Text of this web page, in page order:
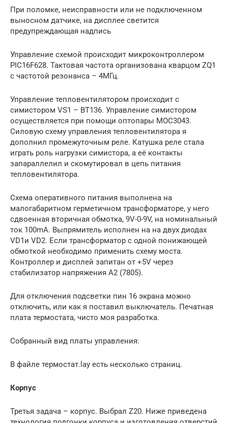
При поломке, неисправности или не подключенном
выносном датчике, на дисплее светится
предупреждающая надпись
Управление схемой происходит микроконтроллером
PIC16F628. Тактовая частота организована кварцом ZQ1
с частотой резонанса – 4МГц.
Управление тепловентилятором происходит с
симистором VS1 – BT136. Управление симистором
осуществляется при помощи оптопары MOC3043.
Силовую схему управления тепловентилятора я
дополнил промежуточным реле. Катушка реле стала
играть роль нагрузки симистора, а её контакты
запараллелил и скомутировал в цепь питания
тепловентилятора.
Схема оперативного питания выполнена на
малогабаритном герметичном трансформаторе, у него
сдвоенная вторичная обмотка, 9V-0-9V, на номинальный
ток 100mA. Выпрямитель исполнен на на двух диодах
VD1и VD2. Если трансформатор с одной понижающей
обмоткой необходимо применить схему моста.
Контроллер и дисплей запитан от +5V через
стабилизатор напряжения А2 (7805).
Для отключения подсветки пин 16 экрана можно
отключить, или как я поставил выключатель. Печатная
плата термостата, чисто моя разработка.
Собранный вид платы управления:
В файле термостат.lay есть несколько страниц.
Корпус
Третья задача – корпус. Выбрал Z20. Ниже приведена